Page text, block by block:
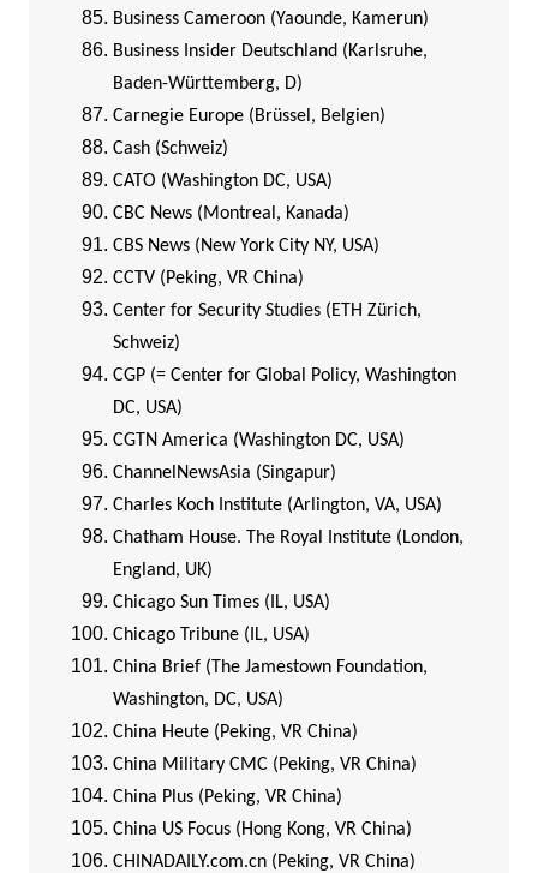
Business Cameroon (Yaounde, Kamerun)
Business Insider Deutschland (Karlsruhe,
Baden-Württemberg, D)
Carnegie Europe (Brüssel, Belgien)
Cash (Schweiz)
CATO (Washington DC, USA)
CBC News (Montreal, Kanada)
CBS News (New York City NY, USA)
CCTV (Peking, VR China)
Center for Security Studies (ETH Zürich,
Schweiz)
CGP (= Center for Global Policy, Washington
DC, USA)
CGTN America (Washington DC, USA)
ChannelNewsAsia (Singapur)
Charles Koch Institute (Arlington, VA, USA)
Chatham House. The Royal Institute (London,
England, UK)
Chicago Sun Times (IL, USA)
Chicago Tribune (IL, USA)
China Brief (The Jamestown Foundation,
Washington, DC, USA)
China Heute (Peking, VR China)
China Military CMC (Peking, VR China)
China Plus (Peking, VR China)
China US Focus (Hong Kong, VR China)
CHINADAILY.com.cn (Peking, VR China)